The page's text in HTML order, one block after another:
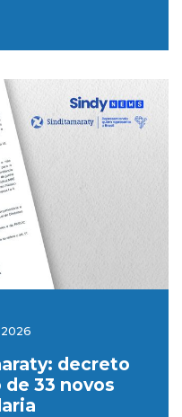
2026
decreto
33 novos